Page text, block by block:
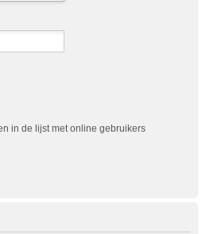
in de lijst met online gebruikers